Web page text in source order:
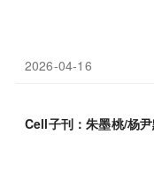
2026-04-16
Cell子刊：朱墨桃/杨